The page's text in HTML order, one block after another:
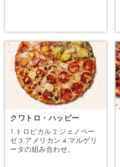
クワトロ・ハッピー
1.トロピカル 2.ジェノベー
ゼ 3.アメリカン 4.マルゲリ
ータの組み合わせ。